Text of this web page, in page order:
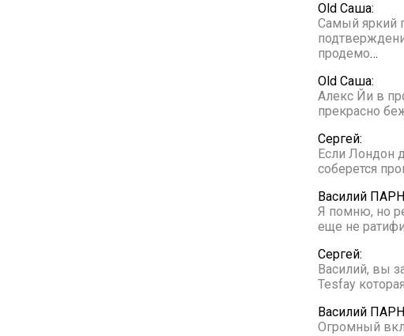
Old Саша:
Самый яркий
продемо…
Old Саша:
Алекс Йи в
прекрасно
Сергей:
Если Лондон
соберется
Василий
Я помню, но
еще не
Сергей:
Василий, вы
Tesfay
Василий
Огромный